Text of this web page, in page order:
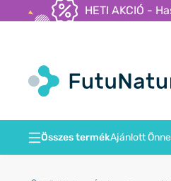
HETI AKCIÓ -
Összes termékAjánlott